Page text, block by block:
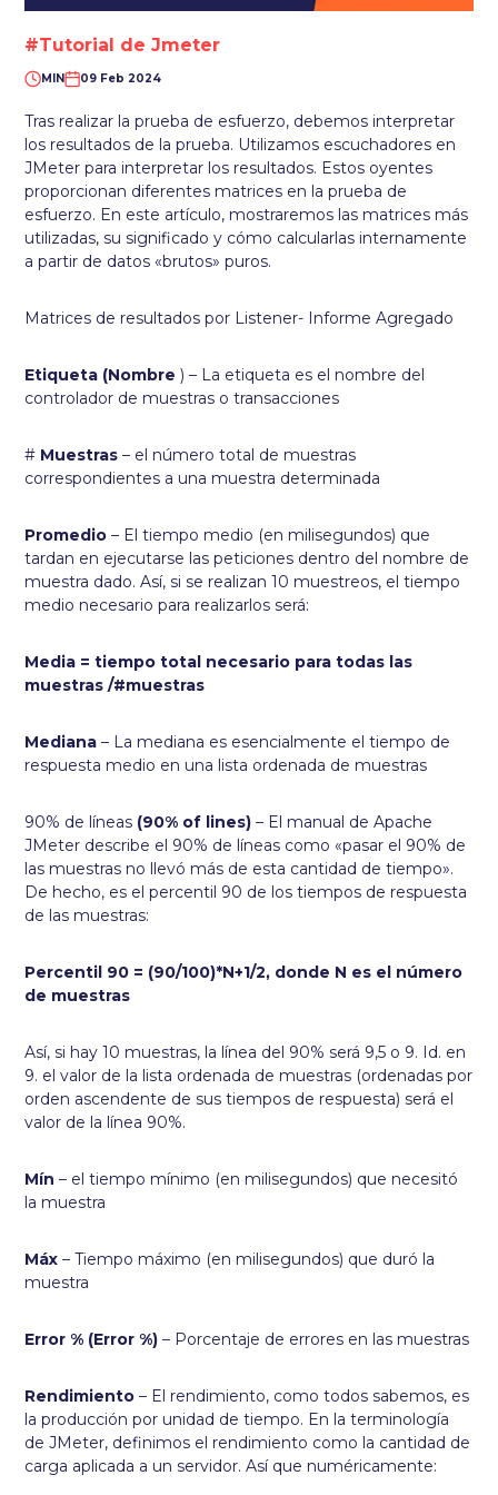
#Tutorial de Jmeter
MIN 09 Feb 2024
Tras realizar la prueba de esfuerzo, debemos interpretar
los resultados de la prueba. Utilizamos escuchadores en
JMeter para interpretar los resultados. Estos oyentes
proporcionan diferentes matrices en la prueba de
esfuerzo. En este artículo, mostraremos las matrices más
utilizadas, su significado y cómo calcularlas internamente
a partir de datos «brutos» puros.
Matrices de resultados por Listener- Informe Agregado
Etiqueta (Nombre) – La etiqueta es el nombre del
controlador de muestras o transacciones
# Muestras– el número total de muestras
correspondientes a una muestra determinada
Promedio – El tiempo medio (en milisegundos) que
tardan en ejecutarse las peticiones dentro del nombre de
muestra dado. Así, si se realizan 10 muestreos, el tiempo
medio necesario para realizarlos será:
Media = tiempo total necesario para todas las
muestras /#muestras
Mediana – La mediana es esencialmente el tiempo de
respuesta medio en una lista ordenada de muestras
90% de líneas (90% of lines) – El manual de Apache
JMeter describe el 90% de líneas como «pasar el 90% de
las muestras no llevó más de esta cantidad de tiempo».
De hecho, es el percentil 90 de los tiempos de respuesta
de las muestras:
Percentil 90 = (90/100)*N+1/2, donde N es el número
de muestras
Así, si hay 10 muestras, la línea del 90% será 9,5 o 9. Id. en
9. el valor de la lista ordenada de muestras (ordenadas por
orden ascendente de sus tiempos de respuesta) será el
valor de la línea 90%.
Mín – el tiempo mínimo (en milisegundos) que necesitó
la muestra
Máx – Tiempo máximo (en milisegundos) que duró la
muestra
Error % (Error %) – Porcentaje de errores en las muestras
Rendimiento– El rendimiento, como todos sabemos, es
la producción por unidad de tiempo. En la terminología
de JMeter, definimos el rendimiento como la cantidad de
carga aplicada a un servidor. Así que numéricamente: